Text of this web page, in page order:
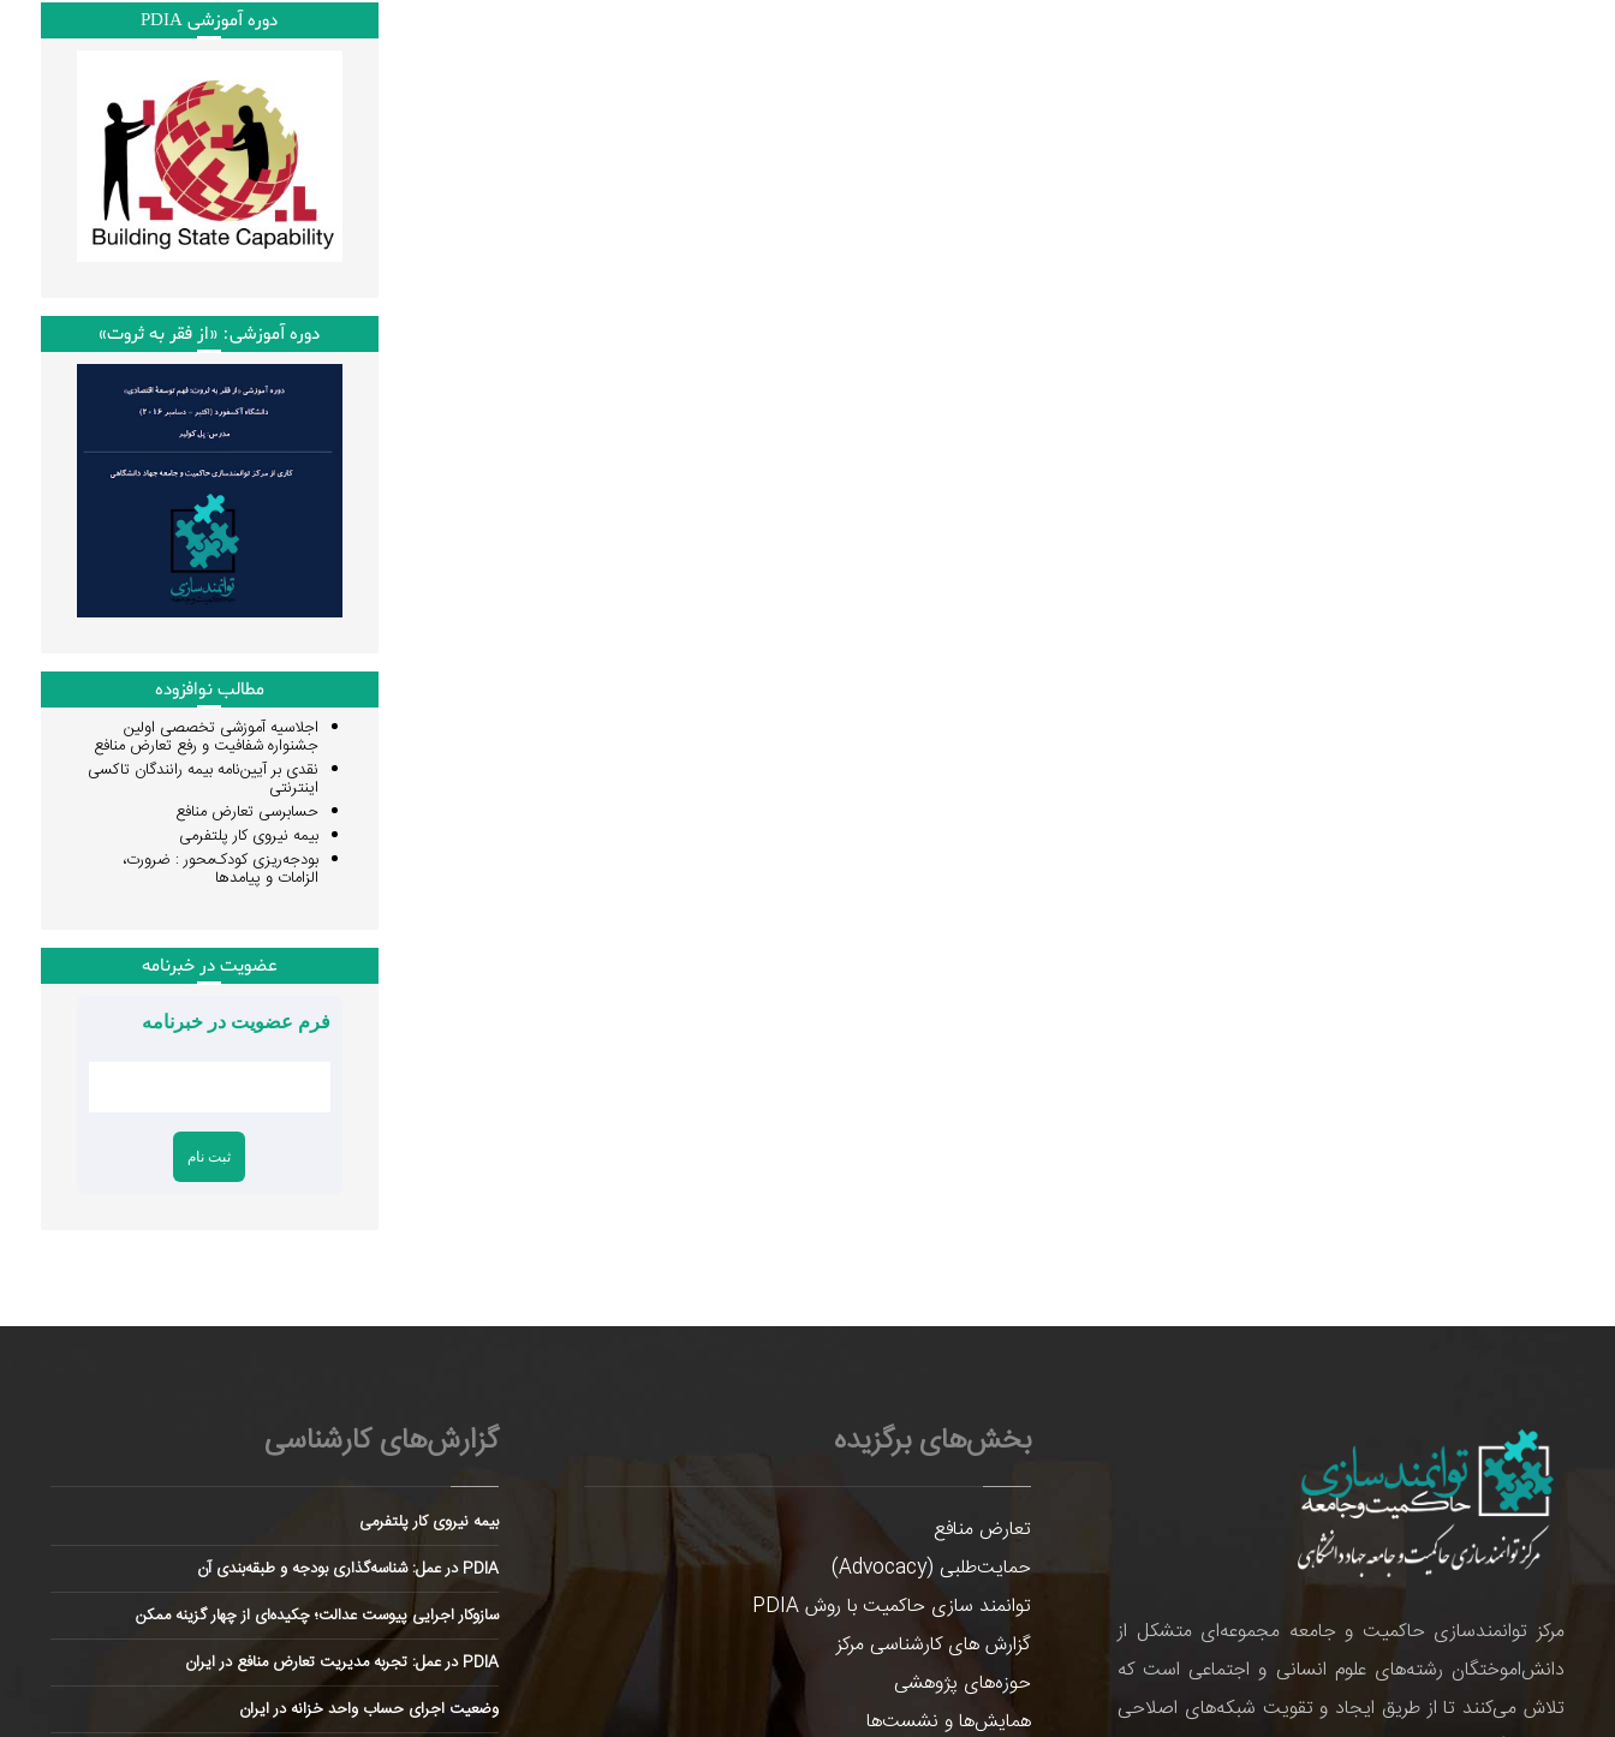
دوره آموزشی PDIA
دوره آموزشی: «از فقر به ثروت»
مطالب نوافزوده
اجلاسیه آموزشی تخصصی اولین
جشنواره شفافیت و رفع تعارض منافع
نقدی بر آیین‌نامه بیمه رانندگان تاکسی
اینترنتی
حسابرسی تعارض منافع
بیمه نیروی کار پلتفرمی
بودجه‌ریزی کودک‌محور : ضرورت،
الزامات و پیامدها
عضویت در خبرنامه
فرم عضویت در خبرنامه
مرکز توانمندسازی حاکمیت و جامعه مجموعه‌ای متشکل از
دانش‌اموختگان رشته‌های علوم انسانی و اجتماعی است که
تلاش می‌کنند تا از طریق ایجاد و تقویت شبکه‌های اصلاحی
بخش‌های برگزیده
تعارض منافع
حمایت‌طلبی (Advocacy)
توانمند سازی حاکمیت با روش PDIA
گزارش های کارشناسی مرکز
حوزه‌های پژوهشی
همایش‌ها و نشست‌ها
گزارش‌های کارشناسی
بیمه نیروی کار پلتفرمی
PDIA در عمل: شناسه‌گذاری بودجه و طبقه‌بندی آن
سازوکار اجرایی پیوست عدالت؛ چکیده‌ای از چهار گزینه ممکن
PDIA در عمل: تجربه مدیریت تعارض منافع در ایران
وضعیت اجرای حساب واحد خزانه در ایران